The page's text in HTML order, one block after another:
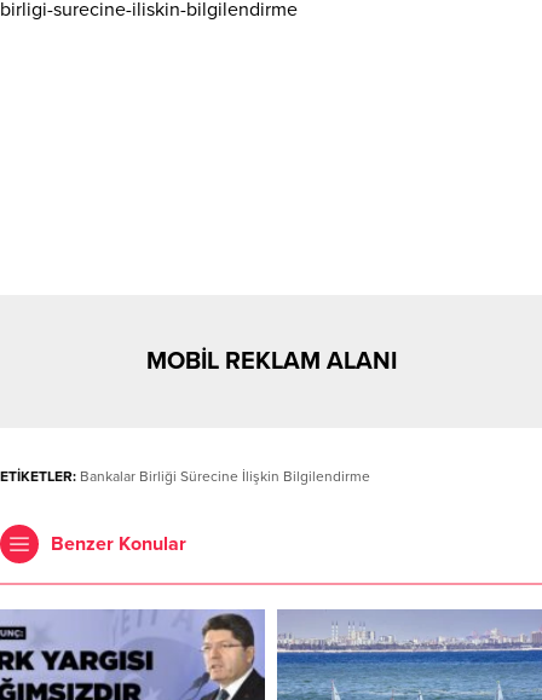
birligi-surecine-iliskin-bilgilendirme
MOBİL REKLAM ALANI
ETİKETLER: Bankalar Birliği Sürecine İlişkin Bilgilendirme
Benzer Konular